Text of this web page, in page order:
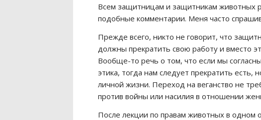
Всем защитницам и защитникам животных
подобные комментарии. Меня часто
Прежде всего, никто не говорит, что
должны прекратить свою работу и вместо
Вообще-то речь о том, что если мы
этика, тогда нам следует прекратить есть,
личной жизни. Переход на веганство не
против войны или насилия в отношении
После лекции по правам животных в одном